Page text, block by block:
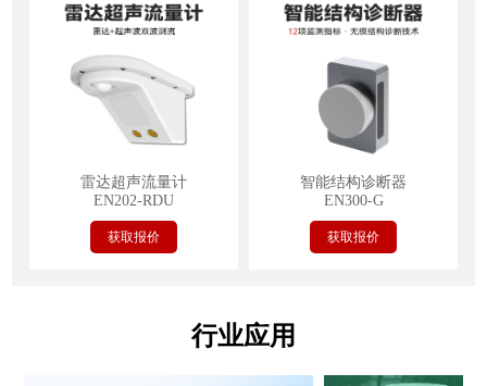
雷达超声流量计
EN202-RDU
获取报价
智能结构诊断器
EN300-G
获取报价
行业应用